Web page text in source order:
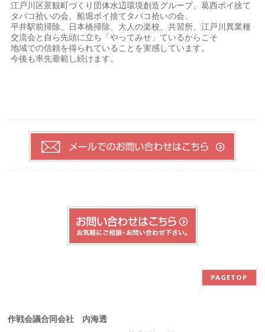
江戸川区景観町づくり団体水辺環境創造グループ、葛西ポイ捨て
タバコ拾いの会、船堀ポイ捨てタバコ拾いの会、
平井駅前掃除、日本橋掃除、大人の楽校、共習所、江戸川異業種
交流会と自ら先頭に立ち「やってみせ」ているからこそ
地域での信頼を得られていることを実感しています。
今後も率先垂範し続けます。
PAGETOP
作戦会議合同会社 内海透